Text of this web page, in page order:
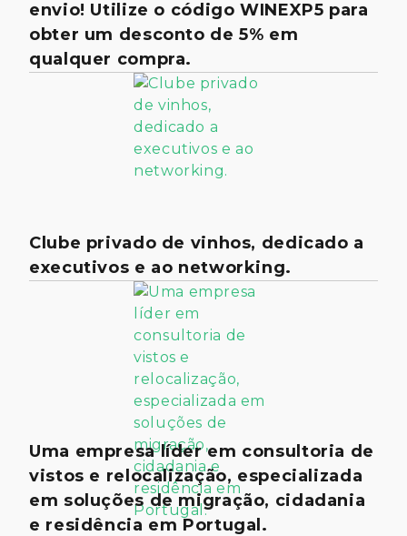
envio! Utilize o código WINEXP5 para
obter um desconto de 5% em
qualquer compra.
Clube privado de vinhos, dedicado a
executivos e ao networking.
Uma empresa líder em consultoria de
vistos e relocalização, especializada
em soluções de migração, cidadania
e residência em Portugal.